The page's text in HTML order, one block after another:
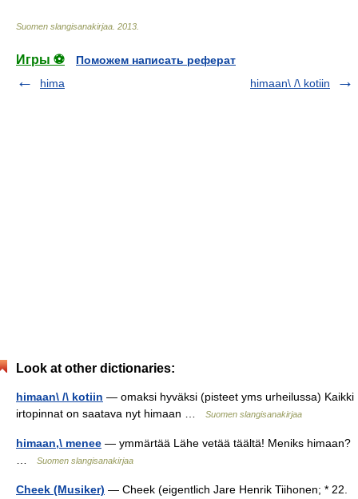
Suomen slangisanakirjaa 2013
Игры ⚽
Поможем написать реферат
hima
himaan\ /\ kotiin
Look at other dictionaries:
himaan\ /\ kotiin — omaksi hyväksi (pisteet yms urheilussa) Kaikki
irtopinnat on saatava nyt himaan …
Suomen slangisanakirjaa
himaan,\ menee — ymmärtää Lähe vetää täältä! Meniks himaan?
Suomen slangisanakirjaa
Cheek (Musiker) — Cheek (eigentlich Jare Henrik Tiihonen; * 22.